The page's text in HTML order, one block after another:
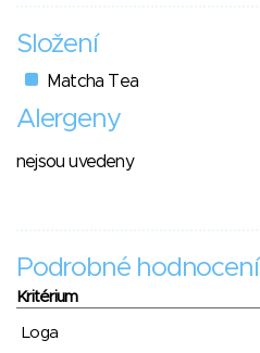
Složení
Matcha Tea
Alergeny
nejsou uvedeny
Podrobné hodnocení
Kritérium
Loga